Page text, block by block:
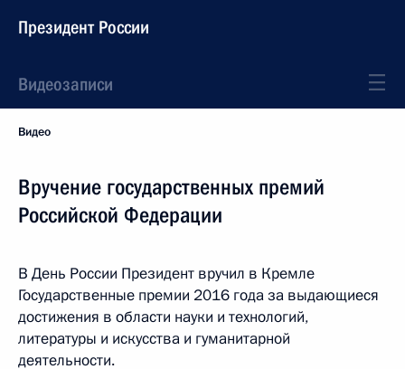
Президент России
Видеозаписи
Видео
Вручение государственных премий
Российской Федерации
В День России Президент вручил в Кремле
Государственные премии 2016 года за выдающиеся
достижения в области науки и технологий,
литературы и искусства и гуманитарной
деятельности.